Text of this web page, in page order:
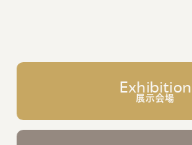
Exhibition
展示会場